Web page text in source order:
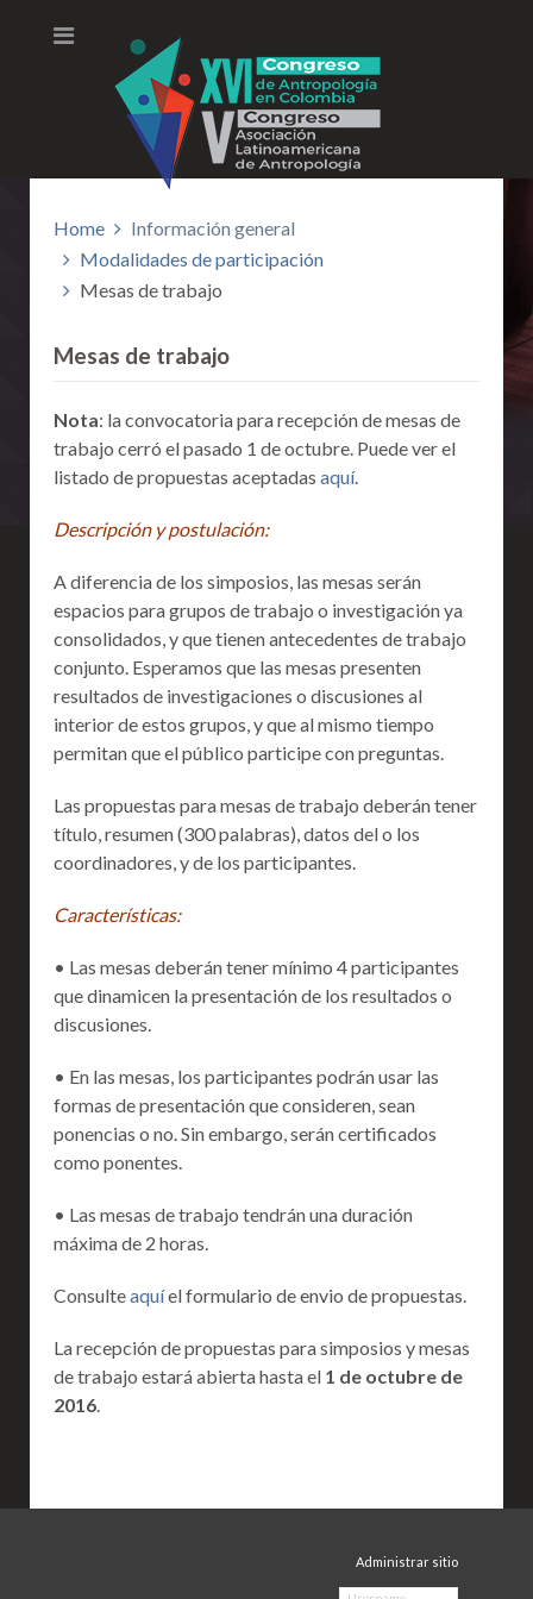
Home
Información general
Modalidades de participación
Mesas de trabajo
Mesas de trabajo
Nota: la convocatoria para recepción de mesas de
trabajo cerró el pasado 1 de octubre. Puede ver el
listado de propuestas aceptadas aquí.
Descripción y postulación:
A diferencia de los simposios, las mesas serán
espacios para grupos de trabajo o investigación ya
consolidados, y que tienen antecedentes de trabajo
conjunto. Esperamos que las mesas presenten
resultados de investigaciones o discusiones al
interior de estos grupos, y que al mismo tiempo
permitan que el público participe con preguntas.
Las propuestas para mesas de trabajo deberán tener
título, resumen (300 palabras), datos del o los
coordinadores, y de los participantes.
Características:
• Las mesas deberán tener mínimo 4 participantes
que dinamicen la presentación de los resultados o
discusiones.
• En las mesas, los participantes podrán usar las
formas de presentación que consideren, sean
ponencias o no. Sin embargo, serán certificados
como ponentes.
• Las mesas de trabajo tendrán una duración
máxima de 2 horas.
Consulteaquíel formulario de envio de propuestas.
La recepción de propuestas para simposios y mesas
de trabajo estará abierta hasta el 1 de octubre de
2016.
Administrar sitio